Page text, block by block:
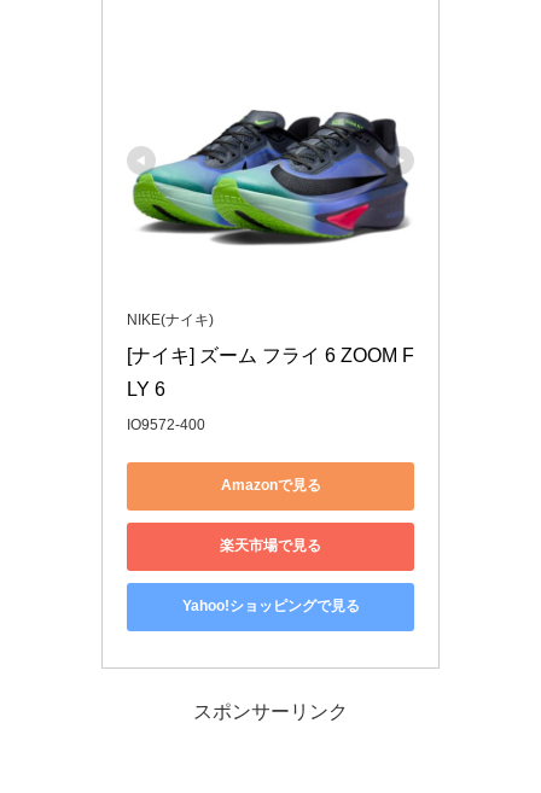
NIKE(ナイキ)
[ナイキ] ズーム フライ 6 ZOOM F
LY 6
IO9572-400
Amazonで見る
楽天市場で見る
Yahoo!ショッピングで見る
スポンサーリンク